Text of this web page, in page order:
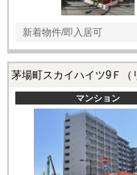
新着物件/即入居可
マンション